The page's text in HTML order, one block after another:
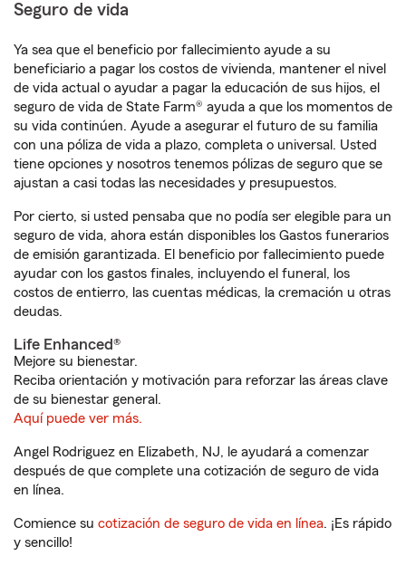
Seguro de vida
Ya sea que el beneficio por fallecimiento ayude a su
beneficiario a pagar los costos de vivienda, mantener el nivel
de vida actual o ayudar a pagar la educación de sus hijos, el
seguro de vida de State Farm® ayuda a que los momentos de
su vida continúen. Ayude a asegurar el futuro de su familia
con una póliza de vida a plazo, completa o universal. Usted
tiene opciones y nosotros tenemos pólizas de seguro que se
ajustan a casi todas las necesidades y presupuestos.
Por cierto, si usted pensaba que no podía ser elegible para un
seguro de vida, ahora están disponibles los Gastos funerarios
de emisión garantizada. El beneficio por fallecimiento puede
ayudar con los gastos finales, incluyendo el funeral, los
costos de entierro, las cuentas médicas, la cremación u otras
deudas.
Life Enhanced®
Mejore su bienestar.
Reciba orientación y motivación para reforzar las áreas clave
de su bienestar general.
Aquí puede ver más.
Angel Rodriguez en Elizabeth, NJ, le ayudará a comenzar
después de que complete una cotización de seguro de vida
en línea.
Comience su cotización de seguro de vida en línea. ¡Es rápido
y sencillo!